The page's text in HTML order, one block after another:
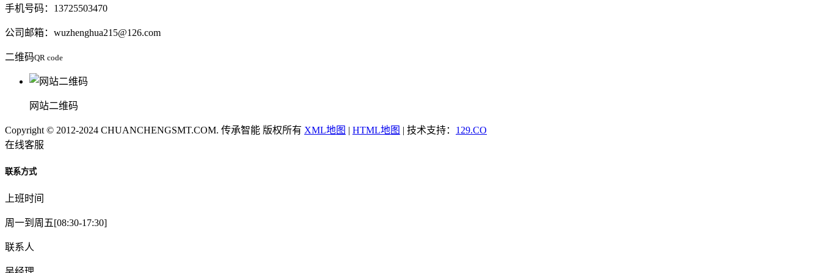
手机号码：13725503470
公司邮箱：wuzhenghua215@126.com
二维码QR code
网站二维码
Copyright © 2012-2024 CHUANCHENGSMT.COM. 传承智能 版权所有 XML地图 | HTML地图 | 技术支持： 129.CO
在线客服
联系方式
上班时间
周一到周五[08:30-17:30]
联系人